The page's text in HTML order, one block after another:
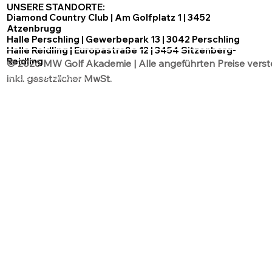
Diamond Country Club | Am Golfplatz 1 | 3452
Atzenbrugg
Halle Perschling | Gewerbepark 13 | 3042 Perschling
Halle Reidling | Europastraße 12 | 3454 Sitzenberg-
Reidling
UNSERE STANDORTE:
© 2026 MW Golf Akademie | Alle angeführten Preise
inkl. gesetzlicher MwSt.
DatenschutzAGB´sImpressum